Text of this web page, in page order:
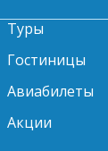
Туры
Гостиницы
Авиабилеты
Акции